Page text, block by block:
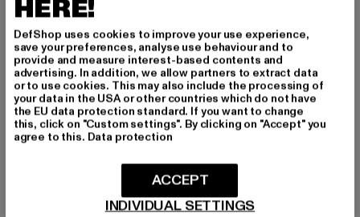
Farbe: blau
Hersteller Farbe: blue
Materialzusammensetzung: 97% Baumwolle, 3%
Elasthan
Art.Nr: B8910-00064
Hersteller: 2Y Premium GmbH |info@2y-studios.com
Hollefeldstraße 16 | 48282 Emsdetten | DE
GRÖSSE & PASSFORM
HERE!
DefShop uses cookies to improve your use experience,
save your preferences, analyse use behaviour and to
provide and measure interest-based contents and
advertising. In addition, we allow partners to extract data
or to use cookies. This may also include the processing of
your data in the USA or other countries which do not have
the EU data protection standard. If you want to change
this, click on "Custom settings". By clicking on "Accept" you
agree to this. Data protection
INDIVIDUAL SETTINGS
ACCEPT